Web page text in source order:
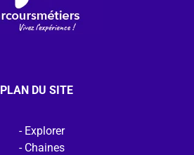
PLAN DU SITE
Explorer
Chaines